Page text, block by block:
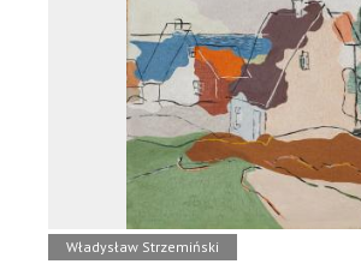
Władysław Strzemiński